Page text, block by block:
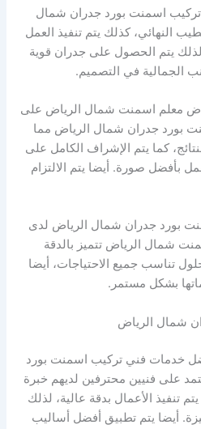
تركيب اسمنت بورد جدران شمال
النهائي، كذلك يتم تنفيذ العمل
يتم الحصول على جدران قوية
الجمالية في التصميم.
معلم اسمنت شمال الرياض على
بورد جدران شمال الرياض مما
كما يتم الإشراف الكامل على
بأفضل صورة. أيضا يتم الالتزام
بورد جدران شمال الرياض لدى
شمال الرياض تتميز بالدقة
تناسب جميع الاحتياجات، أيضا
بشكل مستمر.
شمال الرياض
خدمات فني تركيب اسمنت بورد
على فنيين محترفين لديهم خبرة
تنفيذ الأعمال بدقة عالية، لذلك
أيضا يتم تطبيق أفضل أساليب